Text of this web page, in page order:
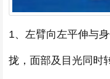
1、左臂向左平伸与
拢，面部及目光同时